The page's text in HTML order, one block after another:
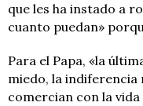
que les ha instado a
cuanto puedan»
Para el Papa, «la
miedo, la indiferencia
comercian con la vida